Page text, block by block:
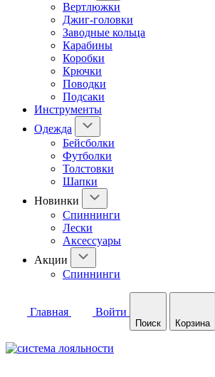
Вертлюжки
Джиг-головки
Заводные кольца
Карабины
Коробки
Крючки
Поводки
Подсаки
Инструменты
Одежда
Бейсболки
Футболки
Толстовки
Шапки
Новинки
Спиннинги
Лески
Аксессуары
Акции
Спиннинги
Главная Войти
Поиск Корзина